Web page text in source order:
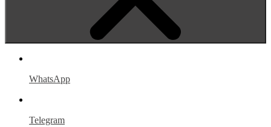
WhatsApp
Telegram